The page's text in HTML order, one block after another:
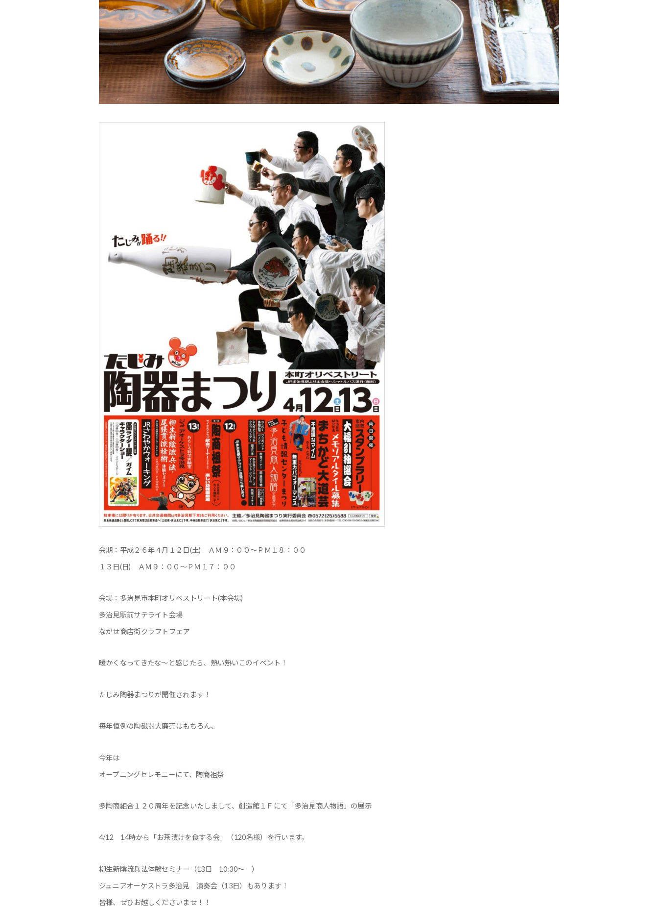
会期：平成２６年４月１２日(土) ＡＭ９：００～ＰＭ１８：００
１３日(日) ＡＭ９：００～ＰＭ１７：００
会場：多治見市本町オリベストリート(本会場)
多治見駅前サテライト会場
ながせ商店街クラフトフェア
暖かくなってきたな～と感じたら、熱い熱いこのイベント！
たじみ陶器まつりが開催されます！
毎年恒例の陶磁器大廉売はもちろん、
今年は
オープニングセレモニーにて、陶商祖祭
多陶商組合１２０周年を記念いたしまして、創造館１Ｆにて「多治見商人物語」の展示
4/12 14時から「お茶漬けを食する会」（120名様）を行います。
柳生新陰流兵法体験セミナー（13日 10:30～ ）
ジュニアオーケストラ多治見 演奏会（13日）もあります！
皆様、ぜひお越しくださいませ！！